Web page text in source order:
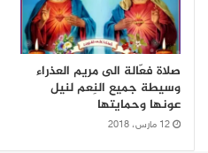
صلاة فعّالة الى مريم العذراء
وسيطة جميع النِعم لنيل
عونها وحمايتها
12 مارس، 2018